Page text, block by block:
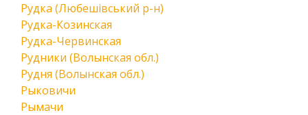
Рудка (Любешівський р-н)
Рудка-Козинская
Рудка-Червинская
Рудники (Волынская обл.)
Рудня (Волынская обл.)
Рыковичи
Рымачи